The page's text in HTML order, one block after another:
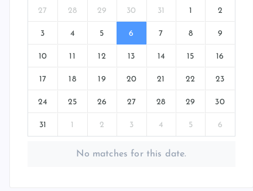
27 28 29 30 31 1 2
3 4 5 6 7 8 9
10 11 12 13 14 15 16
17 18 19 20 21 22 23
24 25 26 27 28 29 30
31 1 2 3 4 5 6
No matches for this date.